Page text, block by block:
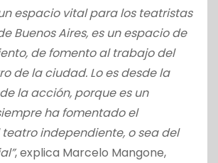
espacio vital para los teatristas
Buenos Aires, es un espacio de
de fomento al trabajo del
de la ciudad. Lo es desde la
la acción, porque es un
ha fomentado el
independiente, o sea del
, explica Marcelo Mangone,